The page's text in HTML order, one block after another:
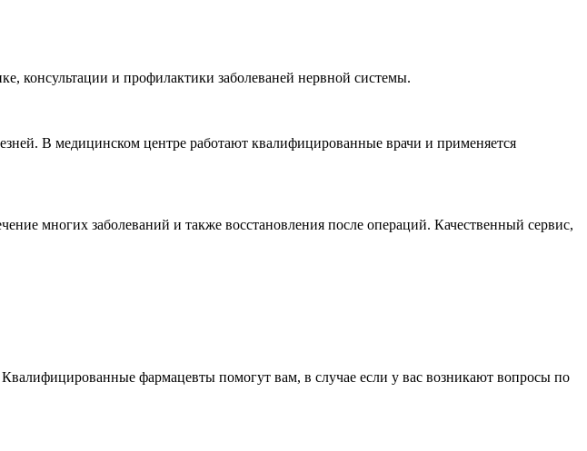
консультации и профилактики заболеваней нервной системы.
В медицинском центре работают квалифицированные врачи и применяется
многих заболеваний и также восстановления после операций. Качественный сервис,
фармацевты помогут вам, в случае если у вас возникают вопросы по